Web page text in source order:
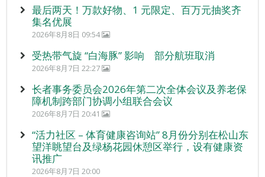
最后两天！万款好物、1 元限定、百万元抽奖齐
集名优展
2026年8月8日 09:54
受热带气旋 “白海豚” 影响 部分航班取消
2026年8月7日 22:27
长者事务委员会2026年第二次全体会议及养老保
障机制跨部门协调小组联合会议
2026年8月7日 20:41
“活力社区 – 体育健康咨询站” 8月份分别在松山东
望洋眺望台及绿杨花园休憩区举行，设有健康资
讯推广
2026年8月7日 20:00